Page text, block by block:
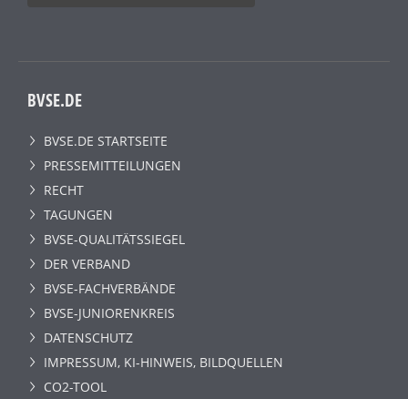
BVSE.DE
BVSE.DE STARTSEITE
PRESSEMITTEILUNGEN
RECHT
TAGUNGEN
BVSE-QUALITÄTSSIEGEL
DER VERBAND
BVSE-FACHVERBÄNDE
BVSE-JUNIORENKREIS
DATENSCHUTZ
IMPRESSUM, KI-HINWEIS, BILDQUELLEN
CO2-TOOL